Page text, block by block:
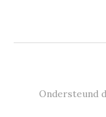
Ondersteund